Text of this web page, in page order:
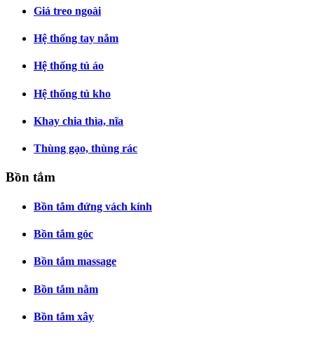
Giá treo ngoài
Hệ thống tay nắm
Hệ thống tủ áo
Hệ thống tủ kho
Khay chia thìa, nĩa
Thùng gạo, thùng rác
Bồn tắm
Bồn tắm đứng vách kính
Bồn tắm góc
Bồn tắm massage
Bồn tắm nằm
Bồn tắm xây